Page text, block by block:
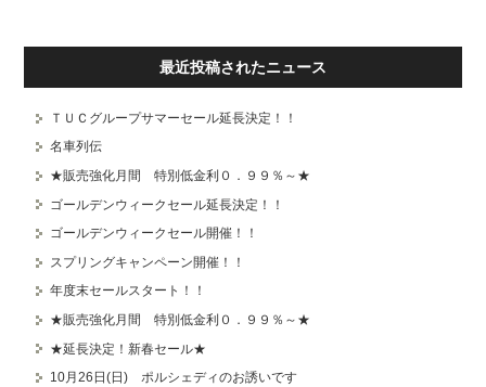
リンク
スタッフブログ 納車情報
ホーム T.U.C.GROUP
最近投稿されたニュース
ＴＵＣグループサマーセール延長決定！！
名車列伝
★販売強化月間 特別低金利０．９９％～★
ゴールデンウィークセール延長決定！！
ゴールデンウィークセール開催！！
スプリングキャンペーン開催！！
年度末セールスタート！！
★販売強化月間 特別低金利０．９９％～★
★延長決定！新春セール★
10月26日(日) ポルシェディのお誘いです